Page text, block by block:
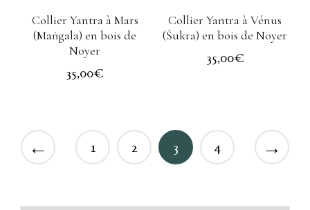
Collier Yantra à Mars
(Maṅgala) en bois de
Noyer
35,00€
Collier Yantra à Vénus
(Śukra) en bois de Noyer
35,00€
← 1 2 3 4 →